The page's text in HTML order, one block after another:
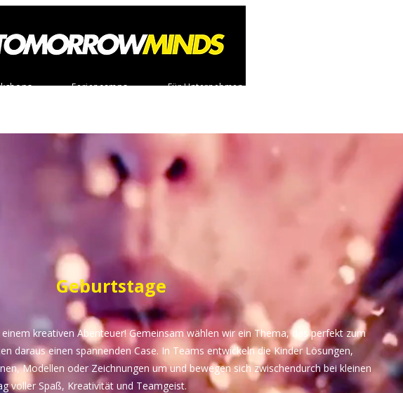
Feriencamps Für Unternehmen
Geburtstage
kreativen Abenteuer! Gemeinsam wählen wir ein Thema, das perfekt zum
daraus einen spannenden Case. In Teams entwickeln die Kinder Lösungen,
Modellen oder Zeichnungen um und bewegen sich zwischendurch bei kleinen
voller Spaß, Kreativität und Teamgeist.